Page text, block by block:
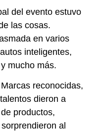
del evento estuvo
las cosas.
en varios
inteligentes,
mucho más.
Marcas reconocidas,
dieron a
productos,
al